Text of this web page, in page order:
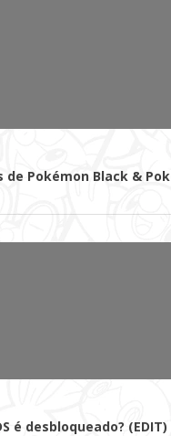
de Pokémon Black &
é desbloqueado? (EDIT)